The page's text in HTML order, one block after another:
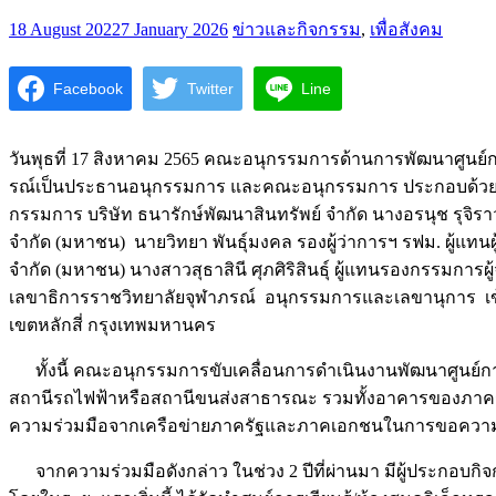
18 August 20227 January 2026 ข่าวและกิจกรรม, เพื่อสังคม
Facebook Twitter Line
วันพุธที่ 17 สิงหาคม 2565 คณะอนุกรรมการด้านการพัฒนาศูนย์
รณ์เป็นประธานอนุกรรมการ และคณะอนุกรรมการ ประกอบด้
กรรมการ บริษัท ธนารักษ์พัฒนาสินทรัพย์ จำกัด นางอรนุช รุจิร
จำกัด (มหาชน) นายวิทยา พันธุ์มงคล รองผู้ว่าการฯ รฟม. ผู้แท
จำกัด (มหาชน) นางสาวสุธาสินี ศุภศิริสินธุ์ ผู้แทนรองกรรมกา
เลขาธิการราชวิทยาลัยจุฬาภรณ์ อนุกรรมการและเลขานุการ
เขตหลักสี่ กรุงเทพมหานคร
ทั้งนี้ คณะอนุกรรมการขับเคลื่อนการดำเนินงานพัฒนาศูนย์ก
สถานีรถไฟฟ้าหรือสถานีขนส่งสาธารณะ รวมทั้งอาคารของภา
ความร่วมมือจากเครือข่ายภาครัฐและภาคเอกชนในการขอคว
จากความร่วมมือดังกล่าว ในช่วง 2 ปีที่ผ่านมา มีผู้ประกอบกิ